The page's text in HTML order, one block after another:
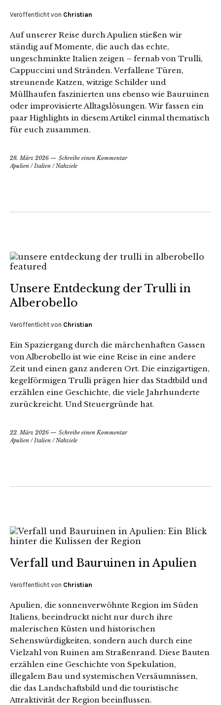
Veröffentlicht von Christian
Auf unserer Reise durch Apulien stießen wir
ständig auf Momente, die auch das echte,
ungeschminkte Italien zeigen – fernab von Trulli,
Cappuccini und Stränden. Verfallene Türen,
streunende Katzen, witzige Schilder und
Müllhaufen faszinierten uns ebenso wie Bauruinen
oder improvisierte Alltagslösungen. Wir fassen ein
paar Highlights in diesem Artikel einmal thematisch
für euch zusammen.
28. März 2026
Schreibe einen Kommentar
Apulien /Italien /Nahziele
Unsere Entdeckung der Trulli in
Alberobello
Veröffentlicht von Christian
Ein Spaziergang durch die märchenhaften Gassen
von Alberobello ist wie eine Reise in eine andere
Zeit und einen ganz anderen Ort. Die einzigartigen,
kegelförmigen Trulli prägen hier das Stadtbild und
erzählen eine Geschichte, die viele Jahrhunderte
zurückreicht. Und Steuergründe hat.
22. März 2026
Schreibe einen Kommentar
Apulien /Italien /Nahziele
Verfall und Bauruinen in Apulien
Veröffentlicht von Christian
Apulien, die sonnenverwöhnte Region im Süden
Italiens, beeindruckt nicht nur durch ihre
malerischen Küsten und historischen
Sehenswürdigkeiten, sondern auch durch eine
Vielzahl von Ruinen am Straßenrand. Diese Bauten
erzählen eine Geschichte von Spekulation,
illegalem Bau und systemischen Versäumnissen,
die das Landschaftsbild und die touristische
Attraktivität der Region beeinflussen.